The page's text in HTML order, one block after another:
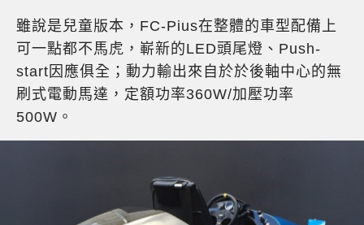
雖說是兒童版本，FC-Pius在整體的車型配備上
可一點都不馬虎，嶄新的LED頭尾燈、Push-
start因應俱全；動力輸出來自於於後軸中心的無
刷式電動馬達，定額功率360W/加壓功率
500W。